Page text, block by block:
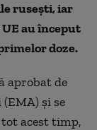
rusești, iar
au început
doze.
aprobat de
și se
acest timp,